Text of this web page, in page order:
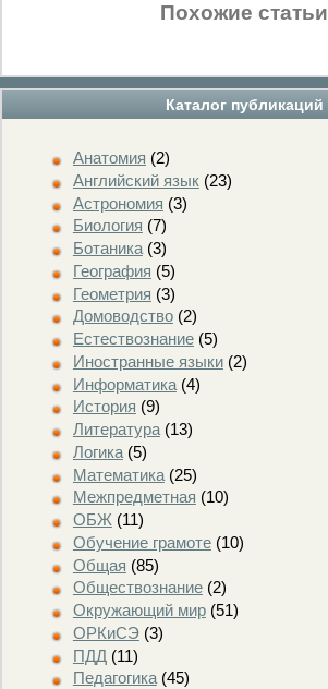
Каталог публикаций
Анатомия (2)
Английский язык(23)
Астрономия (3)
Биология (7)
Ботаника(3)
География (5)
Геометрия (3)
Домоводство(2)
Естествознание(5)
Иностранные языки(2)
Информатика(4)
История (9)
Литература(13)
Логика(5)
Математика(25)
Межпредметная (10)
ОБЖ (11)
Обучение грамоте(10)
Общая (85)
Обществознание(2)
Окружающий мир(51)
ОРКиСЭ(3)
ПДД (11)
Педагогика(45)
Похожие статьи